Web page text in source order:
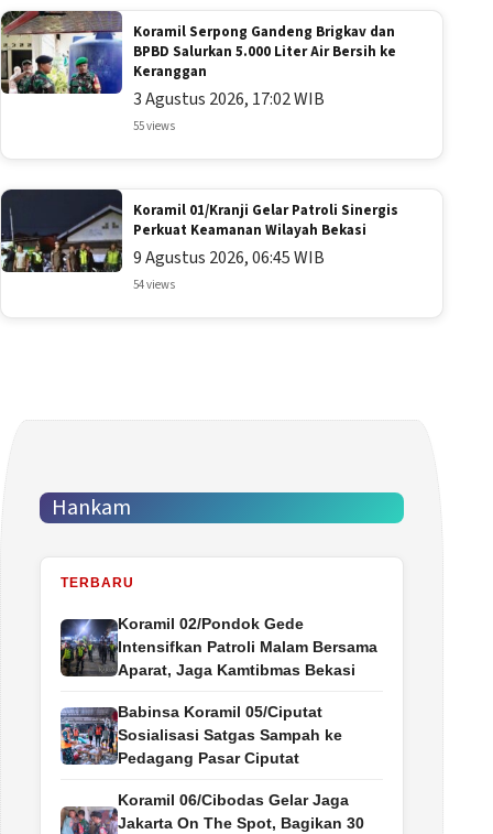
Koramil Serpong Gandeng Brigkav dan
BPBD Salurkan 5.000 Liter Air Bersih ke
Keranggan
3 Agustus 2026, 17:02 WIB
55 views
Koramil 01/Kranji Gelar Patroli Sinergis
Perkuat Keamanan Wilayah Bekasi
9 Agustus 2026, 06:45 WIB
54 views
Hankam
TERBARU
Koramil 02/Pondok Gede
Intensifkan Patroli Malam Bersama
Aparat, Jaga Kamtibmas Bekasi
Babinsa Koramil 05/Ciputat
Sosialisasi Satgas Sampah ke
Pedagang Pasar Ciputat
Koramil 06/Cibodas Gelar Jaga
Jakarta On The Spot, Bagikan 30